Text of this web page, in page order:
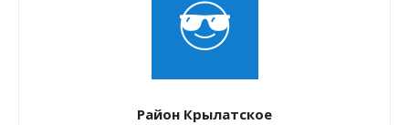
Район Крылатское